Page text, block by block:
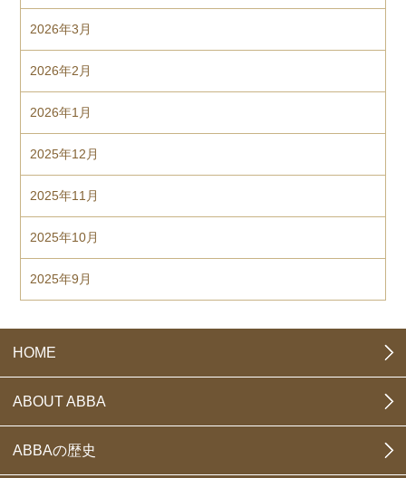
2026年3月
2026年2月
2026年1月
2025年12月
2025年11月
2025年10月
2025年9月
HOME
ABOUT ABBA
ABBAの歴史